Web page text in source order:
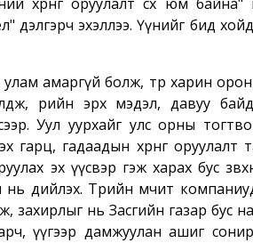
дэлгэрч эхэллээ. Үүнийг бид
амаргүй болж, төр харин
өөрийн эрх мэдэл, давуу
Уул уурхайг улс орны
гарц, гадаадын хөрөнгө оруулалт
эх үүсвэр гэж харах бус
нь дийлэх. Төрийн өмчит
захирлыг нь Засгийн газар бус
үүгээр дамжуулан ашиг